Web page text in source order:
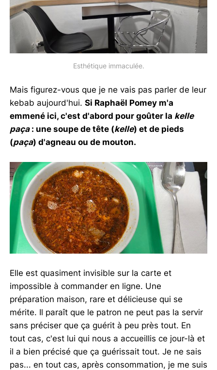
Esthétique immaculée.
Mais figurez-vous que je ne vais pas parler de leur
kebab aujourd'hui. Si Raphaël Pomey m'a
emmené ici, c'est d'abord pour goûter la kelle
paça: une soupe de tête (kelle) et de pieds
(paça) d'agneau ou de mouton.
Elle est quasiment invisible sur la carte et
impossible à commander en ligne. Une
préparation maison, rare et délicieuse qui se
mérite. Il paraît que le patron ne peut pas la servir
sans préciser que ça guérit à peu près tout. En
tout cas, c'est lui qui nous a accueillis ce jour-là et
il a bien précisé que ça guérissait tout. Je ne sais
pas... en tout cas, après consommation, je me suis